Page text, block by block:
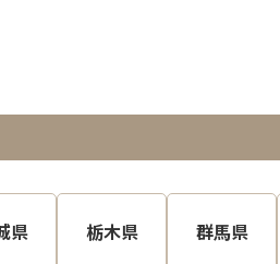
県 栃木県 群馬県